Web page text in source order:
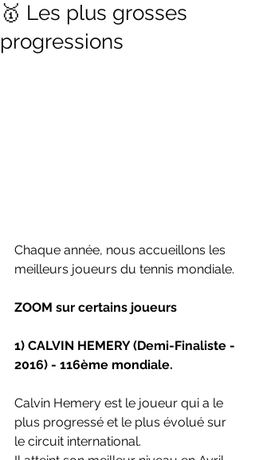
🥇 Les plus grosses
progressions
Chaque année, nous accueillons les
meilleurs joueurs du tennis mondiale.
ZOOM sur certains joueurs
1) CALVIN HEMERY (Demi-Finaliste -
2016) - 116ème mondiale.
Calvin Hemery est le joueur qui a le
plus progressé et le plus évolué sur
le circuit international.